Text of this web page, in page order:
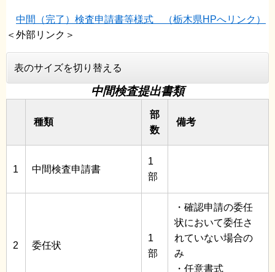
中間（完了）検査申請書等様式 （栃木県HPへリンク）
＜外部リンク＞
表のサイズを切り替える
中間検査提出書類
種類
部
数
備考
1 中間検査申請書
1
部
2 委任状
1
部
・確認申請の委任
状において委任さ
れていない場合の
み
・任意書式